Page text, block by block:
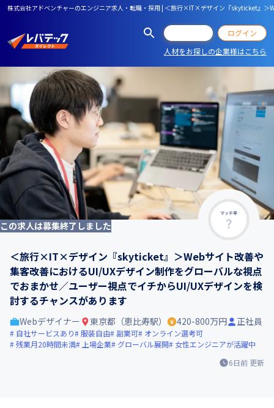
株式会社アドベンチャーのエンジニア求人・転職・採用 | ＜旅行×IT×デザイン『skyticket』＞
ログイン
人材をお探しの企業様はこちら
マッチ率
この求人は募集終了しました
＜旅行×IT×デザイン『skyticket』＞Webサイト改善や
集客改善におけるUI/UXデザイン制作をグローバルな視点
でおまかせ／ユーザー視点でイチからUI/UXデザインを検
討するチャンスがあります
6日前 更新
Webデザイナー 東京都（恵比寿駅） 420-800万円 正社員
自社サービスあり 服装自由 副業可
オンライン選考可
残業月20時間未満
上場企業 グローバル展開 女性エンジニアが活躍中